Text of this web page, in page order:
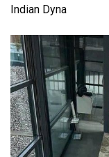
Indian Dyna